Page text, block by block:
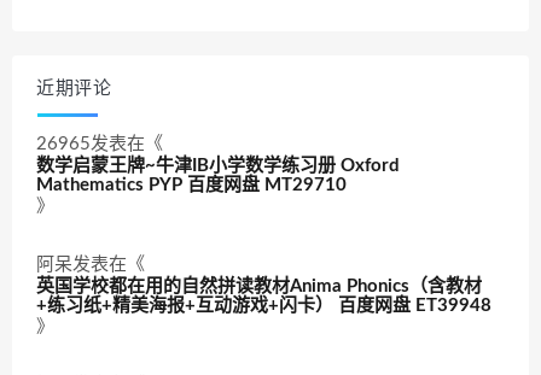
近期评论
26965发表在《
数学启蒙王牌~牛津IB小学数学练习册 Oxford
Mathematics PYP 百度网盘 MT29710
》
阿呆发表在《
英国学校都在用的自然拼读教材Anima Phonics（含教材
+练习纸+精美海报+互动游戏+闪卡） 百度网盘 ET39948
》